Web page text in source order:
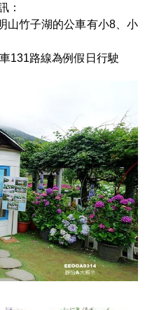
：
山竹子湖的公車有小8、小
131路線為例假日行駛